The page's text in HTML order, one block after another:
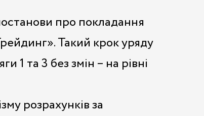
про покладання
Такий крок уряду
1 та 3 без змін – на рівні
розрахунків за